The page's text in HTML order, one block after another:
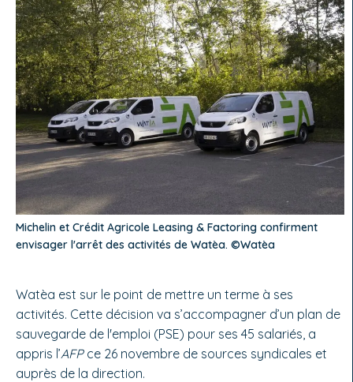
Michelin et Crédit Agricole Leasing & Factoring confirment
envisager l'arrêt des activités de Watèa. ©Watèa
Watèa est sur le point de mettre un terme à ses
activités. Cette décision va s’accompagner d’un plan de
sauvegarde de l'emploi (PSE) pour ses 45 salariés, a
appris l’AFPce 26 novembre de sources syndicales et
auprès de la direction.